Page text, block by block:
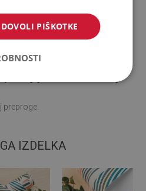
niso predmet reklamacije.
preproge.
IZDELKA
DOVOLI PIŠKOTKE